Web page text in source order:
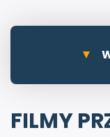
FILMY